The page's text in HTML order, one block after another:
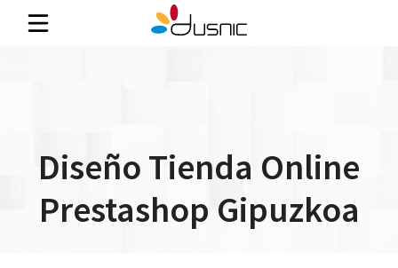
Diseño Tienda Online
Prestashop Gipuzkoa